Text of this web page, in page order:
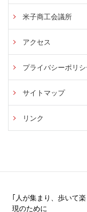
米子商工会議所
アクセス
プライバシーポリシ
サイトマップ
リンク
｢人が集まり、歩いて
現のために